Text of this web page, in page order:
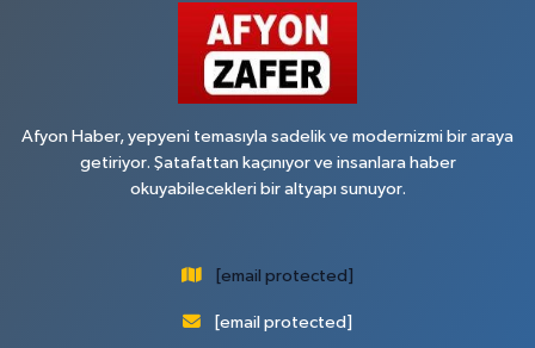
Afyon Haber, yepyeni temasıyla sadelik ve modernizmi bir araya
getiriyor. Şatafattan kaçınıyor ve insanlara haber
okuyabilecekleri bir altyapı sunuyor.
[email protected]
[email protected]